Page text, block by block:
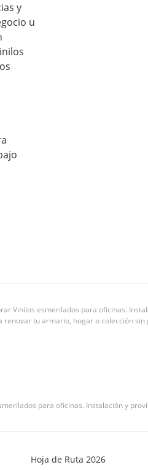
y
u
Vinilos esmerilados para oficinas.
tu armario, hogar o colección sin
para oficinas. Instalación y
Hoja de Ruta 2026